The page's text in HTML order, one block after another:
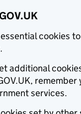
cookies
additional
services.